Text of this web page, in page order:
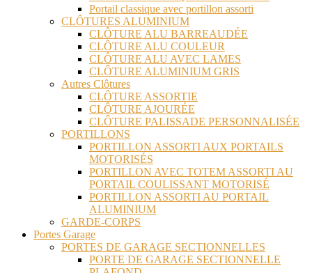
Portail classique avec portillon assorti
CLÔTURES ALUMINIUM
CLÔTURE ALU BARREAUDÉE
CLÔTURE ALU COULEUR
CLÔTURE ALU AVEC LAMES
CLÔTURE ALUMINIUM GRIS
Autres Clôtures
CLÔTURE ASSORTIE
CLÔTURE AJOURÉE
CLÔTURE PALISSADE PERSONNALISÉE
PORTILLONS
PORTILLON ASSORTI AUX PORTAILS
MOTORISÉS
PORTILLON AVEC TOTEM ASSORTI AU
PORTAIL COULISSANT MOTORISÉ
PORTILLON ASSORTI AU PORTAIL
ALUMINIUM
GARDE-CORPS
Portes Garage
PORTES DE GARAGE SECTIONNELLES
PORTE DE GARAGE SECTIONNELLE